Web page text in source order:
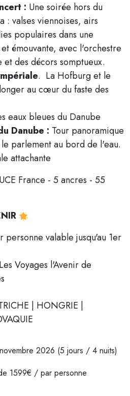
: Une soirée hors du
: valses viennoises, airs
populaires dans une
émouvante, avec l'orchestre
des décors somptueux.
. La Hofburg et le
au cœur du faste des
eaux bleues du Danube
Danube : Tour panoramique
parlement au bord de l'eau.
attachante
France - 5 ancres - 55
personne valable jusqu'au 1er
Voyages l'Avenir de
| HONGRIE |
2026 (5 jours / 4 nuits)
1599€ / par personne